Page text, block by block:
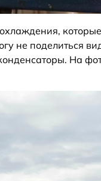
не поделиться
На